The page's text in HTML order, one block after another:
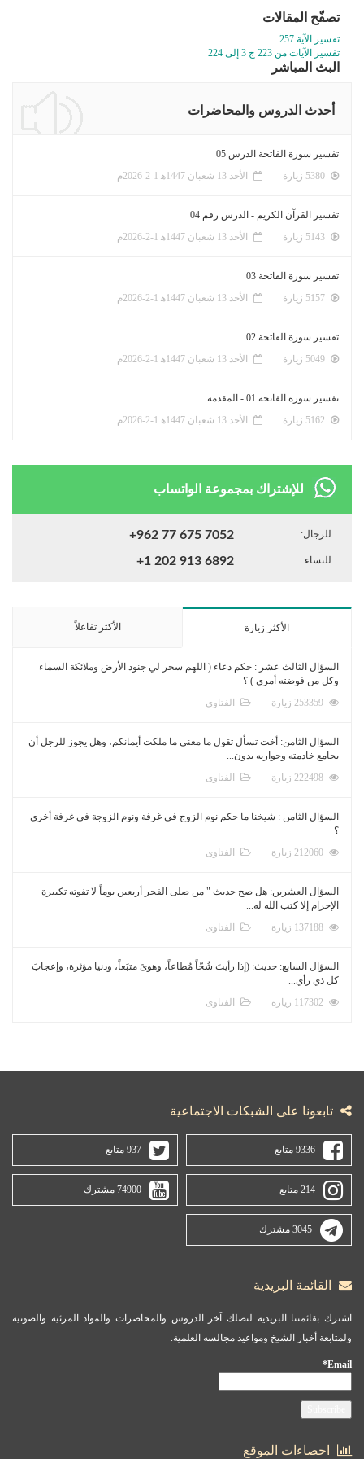
تصفّح المقالات
تفسير الآية 257
تفسير الآيات من 223 ج 3 إلى 224
البث المباشر
أحدث الدروس والمحاضرات
تفسير سورة الفاتحة الدرس 05
الأحد 13 شعبان 1447ﻫ 1-2-2026م
تفسير القرآن الكريم - الدرس رقم 04
الأحد 13 شعبان 1447ﻫ 1-2-2026م
تفسير سورة الفاتحة 03
الأحد 13 شعبان 1447ﻫ 1-2-2026م
تفسير سورة الفاتحة 02
الأحد 13 شعبان 1447ﻫ 1-2-2026م
تفسير سورة الفاتحة 01 - المقدمة
الأحد 13 شعبان 1447ﻫ 1-2-2026م
للإشتراك بمجموعة الواتساب
للرجال: +962 77 675 7052
للنساء: +1 202 913 6892
الأكثر زيارة الأكثر تفاعلاً
السؤال الثالث عشر : حكم دعاء ( اللهم سخر لي جنود الأرض وملائكة السماء
وكل من فوضته أمري ) ؟
الفتاوى
السؤال الثامن: أخت تسأل تقول ما معنى ما ملكت أيمانكم، وهل يجوز للرجل أن
يجامع خادمته وجواريه بدون...
الفتاوى
السؤال الثامن : شيخنا ما حكم نوم الزوج في غرفة ونوم الزوجة في غرفة أخرى
؟
الفتاوى
السؤال العشرين: هل صح حديث " من صلى الفجر أربعين يوماً لا تفوته تكبيرة
الإحرام إلا كتب الله له...
الفتاوى
السؤال السابع: حديث: (إذا رأيتَ شُحّاً مُطاعاً، وهوىً متبَعاً، ودنيا مؤثرة، وإعجابَ
كل ذي رأي...
الفتاوى
تابعونا على الشبكات الاجتماعية
9336 متابع 937 متابع
214 متابع 74900 مشترك
3045 مشترك
القائمة البريدية
اشترك بقائمتنا البريدية لتصلك آخر الدروس والمحاضرات والمواد المرئية والصوتية
ولمتابعة أخبار الشيخ ومواعيد مجالسه العلمية.
Email*
احصاءات الموقع